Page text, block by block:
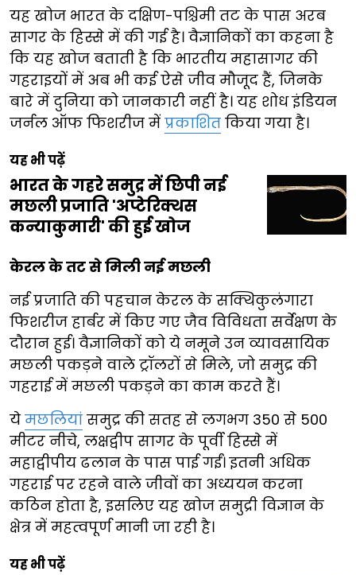
यह खोज भारत के दक्षिण-पश्चिमी तट के पास अरब
सागर के हिस्से में की गई है। वैज्ञानिकों का कहना है
कि यह खोज बताती है कि भारतीय महासागर की
गहराइयों में अब भी कई ऐसे जीव मौजूद हैं, जिनके
बारे में दुनिया को जानकारी नहीं है। यह शोध इंडियन
जर्नल ऑफ फिशरीज में प्रकाशित किया गया है।
यह भी पढ़ें
भारत के गहरे समुद्र में छिपी नई
मछली प्रजाति 'अप्टेरिक्थस
कन्याकुमारी' की हुई खोज
केरल के तट से मिली नई मछली
नई प्रजाति की पहचान केरल के सक्थिकुलंगारा
फिशरीज हार्बर में किए गए जैव विविधता सर्वेक्षण के
दौरान हुई। वैज्ञानिकों को ये नमूने उन व्यावसायिक
मछली पकड़ने वाले ट्रॉलरों से मिले, जो समुद्र की
गहराई में मछली पकड़ने का काम करते हैं।
ये मछलियां समुद्र की सतह से लगभग 350 से 500
मीटर नीचे, लक्षद्वीप सागर के पूर्वी हिस्से में
महाद्वीपीय ढलान के पास पाई गईं। इतनी अधिक
गहराई पर रहने वाले जीवों का अध्ययन करना
कठिन होता है, इसलिए यह खोज समुद्री विज्ञान के
क्षेत्र में महत्वपूर्ण मानी जा रही है।
यह भी पढ़ें